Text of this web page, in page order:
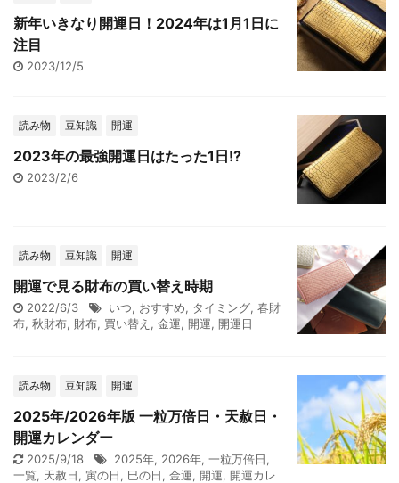
新年いきなり開運日！2024年は1月1日に
注目
2023/12/5
読み物 豆知識 開運
2023年の最強開運日はたった1日!?
2023/2/6
読み物 豆知識 開運
開運で見る財布の買い替え時期
2022/6/3 いつ, おすすめ, タイミング, 春財
布, 秋財布, 財布, 買い替え , 金運, 開運, 開運日
読み物 豆知識 開運
2025年/2026年版 一粒万倍日・天赦日・
開運カレンダー
2025/9/18 2025年, 2026年, 一粒万倍日,
一覧, 天赦日, 寅の日, 巳の日, 金運, 開運, 開運カレ